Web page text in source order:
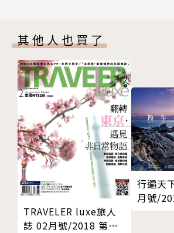
◎Red Baron Sunset Dinner Cruise
◎Heaven Boat
◎Elephant Kingdom
（三）淨化SPA，幫自己身心全面升
放慢腳步、提升性靈層次，幫身心靈
的時間。在充滿靈性自然力量的蘇梅
的三溫暖促進身體循環，或在神祕洞
SPA療程，讓身心靈浸染在大自然的
到全面升級與平衡。
THE BRITISH DISPATCH 大不列顛
RECIPE 大人的下酒菜 老派懷舊喫茶店
GLOBAL VOYAGE TRIP 旅行日本
野的慢旅
OUTDOOR 稜線上的冰河孑遺 宜蘭
TASTE 經典，卻更個性派 風格選品
READING 純素生酮瘦身飲食法：不
道素食食譜×4週飲食計畫，第一本
健康燃脂指南
INFO
其他人也買了
TRAVELER luxe旅人
誌 02月號/2018 第
行遍天
月號/